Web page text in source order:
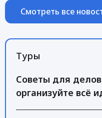
Смотреть все
Туры
Советы для
организуйте всё